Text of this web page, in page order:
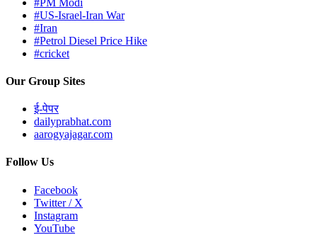
#US-Israel-Iran War
#Iran
#Petrol Diesel Price Hike
#cricket
Our Group Sites
ई-पेपर
dailyprabhat.com
aarogyajagar.com
Follow Us
Facebook
Twitter / X
Instagram
YouTube